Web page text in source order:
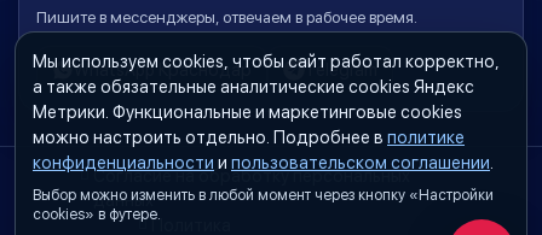
Пишите в мессенджеры, отвечаем в рабочее время.
WhatsApp Краснодар Telegram
Согласие на обработку персональных
данных
Политика
Мы используем cookies, чтобы сайт работал корректно,
а также обязательные аналитические cookies Яндекс
Метрики. Функциональные и маркетинговые cookies
можно настроить отдельно. Подробнее в политике
конфиденциальности и пользовательском соглашении
Выбор можно изменить в любой момент через кнопку «Настройки
cookies» в футере.